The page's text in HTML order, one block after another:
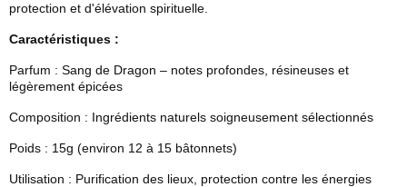
protection et d'élévation spirituelle.​
Caractéristiques :
Parfum : Sang de Dragon – notes profondes, résineuses et
légèrement épicées​
Composition : Ingrédients naturels soigneusement sélectionnés​
Poids : 15g (environ 12 à 15 bâtonnets)​
Utilisation : Purification des lieux, protection contre les énergies